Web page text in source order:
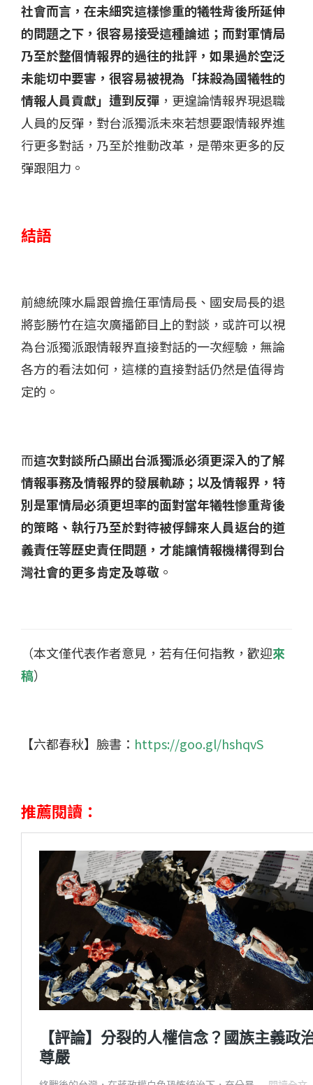
社會而言，在未細究這樣慘重的犧牲背後所延伸
的問題之下，很容易接受這種論述；而對軍情局
乃至於整個情報界的過往的批評，如果過於空泛
未能切中要害，很容易被視為「抹殺為國犧牲的
情報人員貢獻」遭到反彈 ，更遑論情報界現退職
人員的反彈，對台派獨派未來若想要跟情報界進
行更多對話，乃至於推動改革，是帶來更多的反
彈跟阻力。
結語
前總統陳水扁跟曾擔任軍情局長、國安局長的退
將彭勝竹在這次廣播節目上的對談，或許可以視
為台派獨派跟情報界直接對話的一次經驗，無論
各方的看法如何，這樣的直接對話仍然是值得肯
定的。
而這次對談所凸顯出台派獨派必須更深入的了解
情報事務及情報界的發展軌跡；以及情報界，特
別是軍情局必須更坦率的面對當年犧牲慘重背後
的策略、執行乃至於對待被俘歸來人員返台的道
義責任等歷史責任問題，才能讓情報機構得到台
灣社會的更多肯定及尊敬 。
（本文僅代表作者意見，若有任何指教，歡迎來
稿）
【六都春秋】臉書： https://goo.gl/hshqvS
推薦閱讀：